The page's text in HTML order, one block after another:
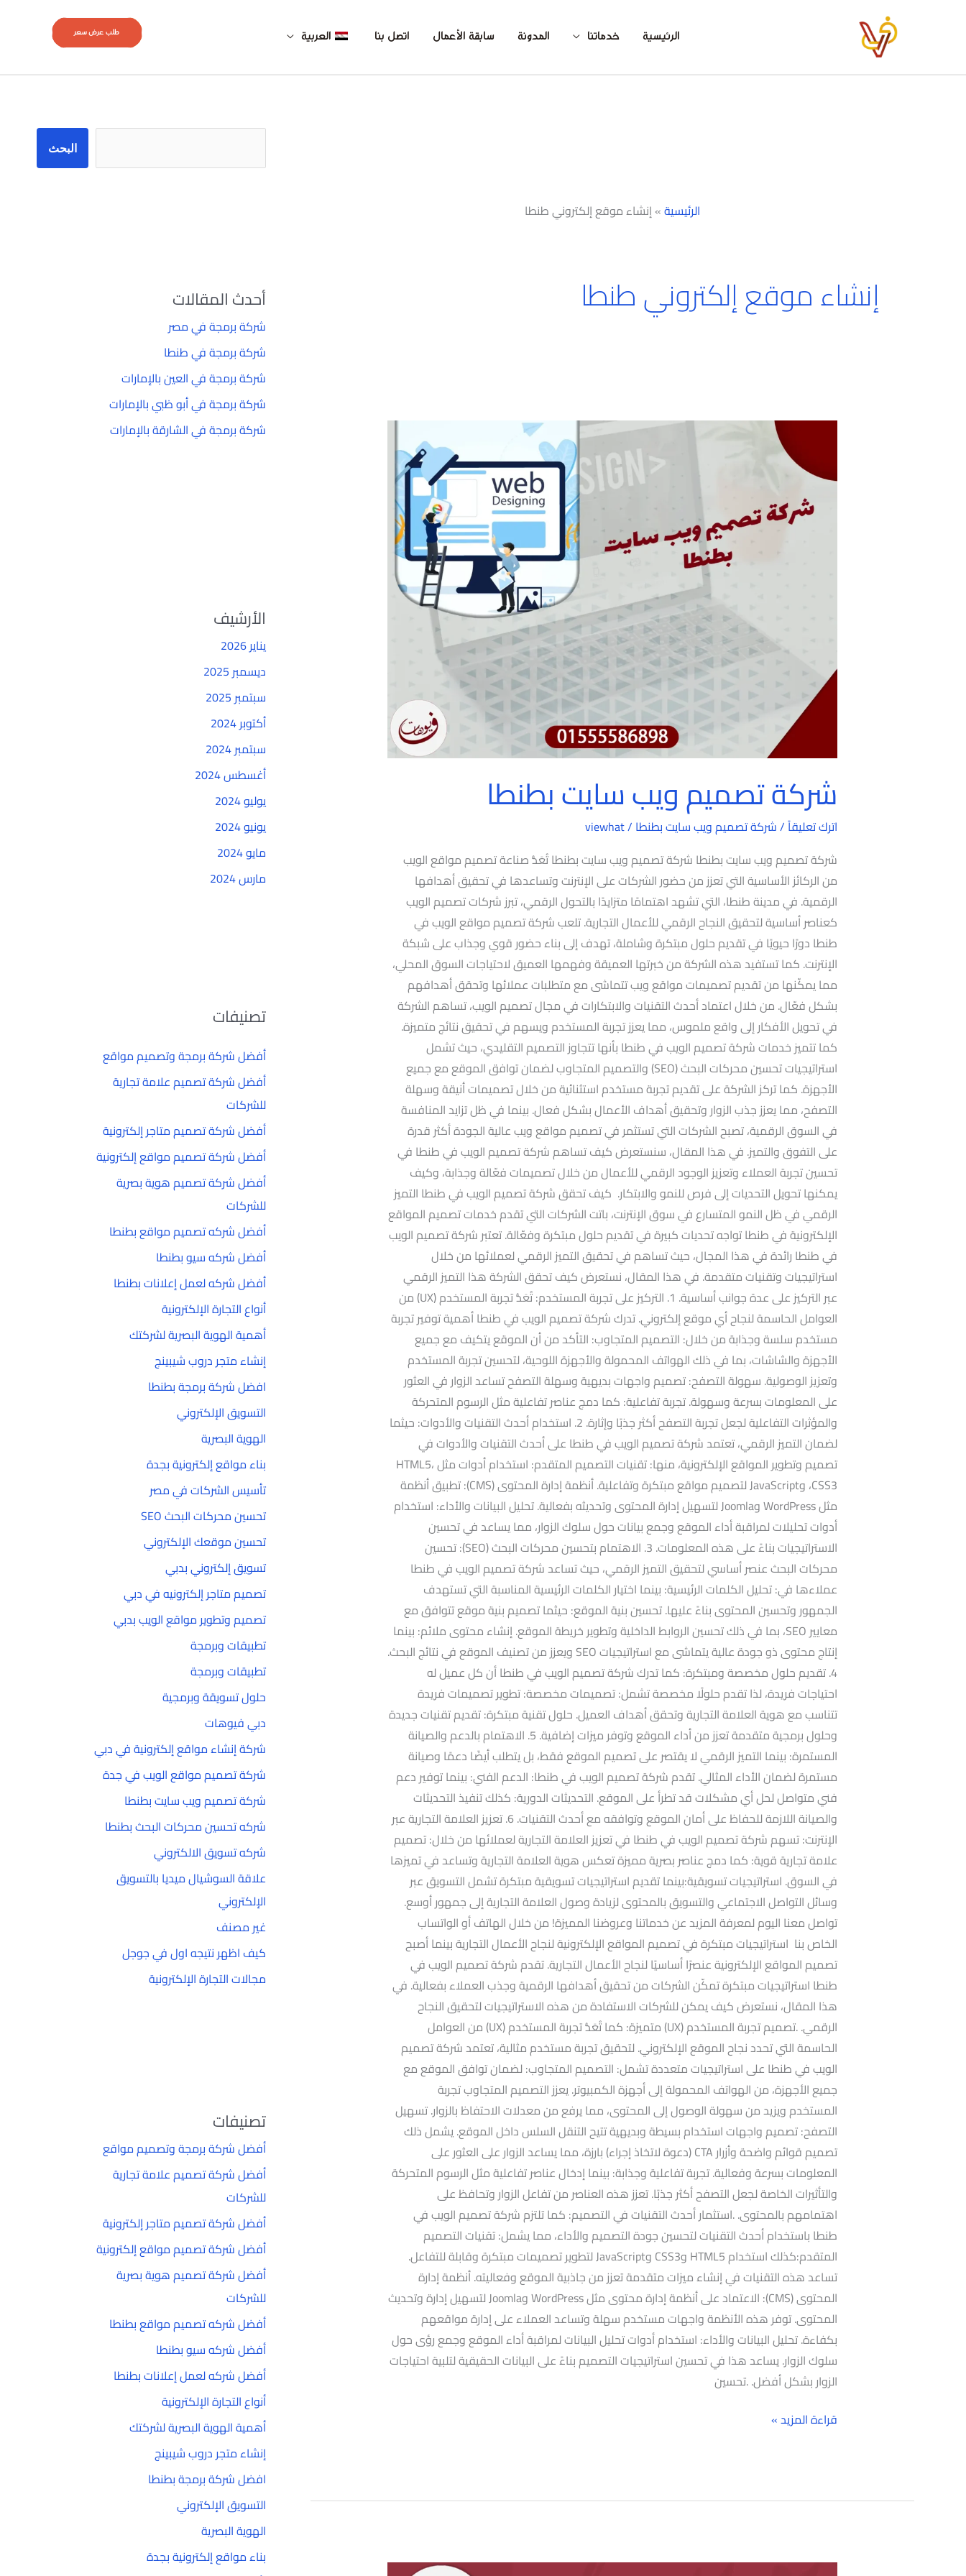
الرئيسية خدماتنا المدونة سابقة الأعمال اتصل بنا العربية طلب عرض سعر
الرئيسية»إنشاء موقع إلكتروني طنطا
إنشاء موقع إلكتروني طنطا
شركة تصميم ويب سايت بطنطا
اترك تعليقاً/شركة تصميم ويب سايت بطنطا /
viewhat
شركة تصميم ويب سايت بطنطا شركة تصميم ويب سايت بطنطا تُعَدُّ صناعة تصميم مواقع الويب
من الركائز الأساسية التي تعزز من حضور الشركات على الإنترنت وتساعدها في تحقيق أهدافها
الرقمية. في مدينة طنطا، التي تشهد اهتمامًا متزايدًا بالتحول الرقمي، تبرز شركات تصميم الويب
كعناصر أساسية لتحقيق النجاح الرقمي للأعمال التجارية. تلعب شركة تصميم مواقع الويب في
طنطا دورًا حيويًا في تقديم حلول مبتكرة وشاملة، تهدف إلى بناء حضور قوي وجذاب على شبكة
الإنترنت. كما تستفيد هذه الشركة من خبرتها العميقة وفهمها العميق لاحتياجات السوق المحلي،
مما يمكّنها من تقديم تصميمات مواقع ويب تتماشى مع متطلبات عملائها وتحقق أهدافهم
بشكل فعّال. من خلال اعتماد أحدث التقنيات والابتكارات في مجال تصميم الويب، تساهم الشركة
في تحويل الأفكار إلى واقع ملموس، مما يعزز تجربة المستخدم ويسهم في تحقيق نتائج متميزة.
كما تتميز خدمات شركة تصميم الويب في طنطا بأنها تتجاوز التصميم التقليدي، حيث تشمل
استراتيجيات تحسين محركات البحث (SEO) والتصميم المتجاوب لضمان توافق الموقع مع جميع
الأجهزة. كما تركز الشركة على تقديم تجربة مستخدم استثنائية من خلال تصميمات أنيقة وسهلة
التصفح، مما يعزز جذب الزوار وتحقيق أهداف الأعمال بشكل فعال. بينما في ظل تزايد المنافسة
في السوق الرقمية، تصبح الشركات التي تستثمر في تصميم مواقع ويب عالية الجودة أكثر قدرة
على التفوق والتميز. في هذا المقال، سنستعرض كيف تساهم شركة تصميم الويب في طنطا في
تحسين تجربة العملاء وتعزيز الوجود الرقمي للأعمال من خلال تصميمات فعّالة وجذابة، وكيف
يمكنها تحويل التحديات إلى فرص للنمو والابتكار. كيف تحقق شركة تصميم الويب في طنطا التميز
الرقمي في ظل النمو المتسارع في سوق الإنترنت، باتت الشركات التي تقدم خدمات تصميم المواقع
الإلكترونية في طنطا تواجه تحديات كبيرة في تقديم حلول مبتكرة وفعّالة. تعتبر شركة تصميم الويب
في طنطا رائدة في هذا المجال، حيث تساهم في تحقيق التميز الرقمي لعملائها من خلال
استراتيجيات وتقنيات متقدمة. في هذا المقال، نستعرض كيف تحقق الشركة هذا التميز الرقمي
عبر التركيز على عدة جوانب أساسية. 1. التركيز على تجربة المستخدم: تُعَدُّ تجربة المستخدم (UX) من
العوامل الحاسمة لنجاح أي موقع إلكتروني. تدرك شركة تصميم الويب في طنطا أهمية توفير تجربة
مستخدم سلسة وجذابة من خلال: التصميم المتجاوب: التأكد من أن الموقع يتكيف مع جميع
الأجهزة والشاشات، بما في ذلك الهواتف المحمولة والأجهزة اللوحية، لتحسين تجربة المستخدم
وتعزيز الوصولية. سهولة التصفح: تصميم واجهات بديهية وسهلة التصفح تساعد الزوار في العثور
على المعلومات بسرعة وسهولة. تجربة تفاعلية: كما دمج عناصر تفاعلية مثل الرسوم المتحركة
والمؤثرات التفاعلية لجعل تجربة التصفح أكثر جذبًا وإثارة. 2. استخدام أحدث التقنيات والأدوات: حيثما
لضمان التميز الرقمي، تعتمد شركة تصميم الويب في طنطا على أحدث التقنيات والأدوات في
تصميم وتطوير المواقع الإلكترونية، منها: تقنيات التصميم المتقدم: استخدام أدوات مثل HTML5،
CSS3، وJavaScript لتصميم مواقع مبتكرة وتفاعلية. أنظمة إدارة المحتوى (CMS): تطبيق أنظمة
مثل WordPress وJoomla لتسهيل إدارة المحتوى وتحديثه بفعالية. تحليل البيانات والأداء: استخدام
أدوات تحليلات لمراقبة أداء الموقع وجمع بيانات حول سلوك الزوار، مما يساعد في تحسين
الاستراتيجيات بناءً على هذه المعلومات. 3. الاهتمام بتحسين محركات البحث (SEO): تحسين
محركات البحث عنصر أساسي لتحقيق التميز الرقمي، حيث تساعد شركة تصميم الويب في طنطا
عملاءها في: تحليل الكلمات الرئيسية: بينما اختيار الكلمات الرئيسية المناسبة التي تستهدف
الجمهور وتحسين المحتوى بناءً عليها. تحسين بنية الموقع: حيثما تصميم بنية موقع تتوافق مع
معايير SEO، بما في ذلك تحسين الروابط الداخلية وتطوير خريطة الموقع. إنشاء محتوى ملائم: بينما
إنتاج محتوى ذو جودة عالية يتماشى مع استراتيجيات SEO ويعزز من تصنيف الموقع في نتائج البحث.
4. تقديم حلول مخصصة ومبتكرة: كما تدرك شركة تصميم الويب في طنطا أن كل عميل له
احتياجات فريدة، لذا تقدم حلولًا مخصصة تشمل: تصميمات مخصصة: تطوير تصميمات فريدة
تتناسب مع هوية العلامة التجارية وتحقق أهداف العميل. حلول تقنية مبتكرة: تقديم تقنيات جديدة
وحلول برمجية متقدمة تعزز من أداء الموقع وتوفر ميزات إضافية. 5. الاهتمام بالدعم والصيانة
المستمرة: بينما التميز الرقمي لا يقتصر على تصميم الموقع فقط، بل يتطلب أيضًا دعمًا وصيانة
مستمرة لضمان الأداء المثالي. تقدم شركة تصميم الويب في طنطا: الدعم الفني: بينما توفير دعم
فني متواصل لحل أي مشكلات قد تطرأ على الموقع. التحديثات الدورية: كذلك تنفيذ التحديثات
والصيانة اللازمة للحفاظ على أمان الموقع وتوافقه مع أحدث التقنيات. 6. تعزيز العلامة التجارية عبر
الإنترنت: تسهم شركة تصميم الويب في طنطا في تعزيز العلامة التجارية لعملائها من خلال: تصميم
علامة تجارية قوية: كما دمج عناصر بصرية مميزة تعكس هوية العلامة التجارية وتساعد في تميزها
في السوق. استراتيجيات تسويقية:بينما تقديم استراتيجيات تسويقية مبتكرة تشمل التسويق عبر
وسائل التواصل الاجتماعي والتسويق بالمحتوى لزيادة وصول العلامة التجارية إلى جمهور أوسع.
تواصل معنا اليوم لمعرفة المزيد عن خدماتنا وعروضنا المميزة! من خلال الهاتف أو الواتساب
الخاص بنا استراتيجيات مبتكرة في تصميم المواقع الإلكترونية لنجاح الأعمال التجارية بينما أصبح
تصميم المواقع الإلكترونية عنصرًا أساسيًا لنجاح الأعمال التجارية. تقدم شركة تصميم الويب في
طنطا استراتيجيات مبتكرة تمكّن الشركات من تحقيق أهدافها الرقمية وجذب العملاء بفعالية. في
هذا المقال، نستعرض كيف يمكن للشركات الاستفادة من هذه الاستراتيجيات لتحقيق النجاح
الرقمي. .تصميم تجربة المستخدم (UX) متميزة: كما تُعَدُّ تجربة المستخدم (UX) من العوامل
الحاسمة التي تحدد نجاح الموقع الإلكتروني. لتحقيق تجربة مستخدم مثالية، تعتمد شركة تصميم
الويب في طنطا على استراتيجيات متعددة تشمل: التصميم المتجاوب: لضمان توافق الموقع مع
جميع الأجهزة، من الهواتف المحمولة إلى أجهزة الكمبيوتر. يعزز التصميم المتجاوب تجربة
المستخدم ويزيد من سهولة الوصول إلى المحتوى، مما يرفع من معدلات الاحتفاظ بالزوار. تسهيل
التصفح: تصميم واجهات استخدام بسيطة وبديهية تتيح التنقل السلس داخل الموقع. يشمل ذلك
تصميم قوائم واضحة وأزرار CTA (دعوة لاتخاذ إجراء) بارزة، مما يساعد الزوار على العثور على
المعلومات بسرعة وفعالية. تجربة تفاعلية وجذابة: بينما إدخال عناصر تفاعلية مثل الرسوم المتحركة
والتأثيرات الخاصة لجعل التصفح أكثر جذبًا. تعزز هذه العناصر من تفاعل الزوار وتحافظ على
اهتمامهم بالمحتوى. .استثمار أحدث التقنيات في التصميم: كما تلتزم شركة تصميم الويب في
طنطا باستخدام أحدث التقنيات لتحسين جودة التصميم والأداء، مما يشمل: تقنيات التصميم
المتقدم:كذلك استخدام HTML5 وCSS3 وJavaScript لتطوير تصميمات مبتكرة وقابلة للتفاعل.
تساعد هذه التقنيات في إنشاء ميزات متقدمة تعزز من جاذبية الموقع وفعاليته. أنظمة إدارة
المحتوى (CMS): الاعتماد على أنظمة إدارة محتوى مثل WordPress وJoomla لتسهيل إدارة وتحديث
المحتوى. توفر هذه الأنظمة واجهات مستخدم سهلة وتساعد العملاء على إدارة مواقعهم
بكفاءة. تحليل البيانات والأداء: استخدام أدوات تحليل البيانات لمراقبة أداء الموقع وجمع رؤى حول
سلوك الزوار. يساعد هذا في تحسين استراتيجيات التصميم بناءً على البيانات الحقيقية لتلبية احتياجات
الزوار بشكل أفضل. .تحسين
ويب
بطنطا
قراءة المزيد »
البحث
أحدث المقالات
شركة برمجة في مصر
شركة برمجة في طنطا
شركة برمجة في العين بالإمارات
شركة برمجة في أبو ظبي بالإمارات
شركة برمجة في الشارقة بالإمارات
الأرشيف
يناير 2026
ديسمبر 2025
سبتمبر 2025
أكتوبر 2024
سبتمبر 2024
أغسطس 2024
يوليو 2024
يونيو 2024
مايو 2024
مارس 2024
تصنيفات
أفضل شركة برمجة وتصميم مواقع
أفضل شركة تصميم علامة تجارية
للشركات
أفضل شركة تصميم متاجر إلكترونية
أفضل شركة تصميم مواقع إلكترونية
أفضل شركة تصميم هوية بصرية
للشركات
أفضل شركه تصميم مواقع بطنطا
أفضل شركه سيو بطنطا
أفضل شركه لعمل إعلانات بطنطا
أنواع التجارة الإلكترونية
أهمية الهوية البصرية لشركتك
إنشاء متجر دروب شيبينج
افضل شركة برمجة بطنطا
التسويق الإلكتروني
الهوية البصرية
بناء مواقع إلكترونية بجدة
تأسيس الشركات في مصر
تحسين محركات البحث SEO
تحسين موقعك الإلكتروني
تسويق إلكتروني بدبي
تصميم متاجر إلكترونيه في دبي
تصميم وتطوير مواقع الويب بدبي
تطبيقات وبرمجة
تطبيقات وبرمجة
حلول تسويقة وبرمجية
دبي فيوهات
شركة إنشاء مواقع إلكترونية في دبي
شركة تصميم مواقع الويب في جدة
شركة تصميم ويب سايت بطنطا
شركه تحسين محركات البحث بطنطا
شركه تسويق الالكتروني
علاقة السوشيال ميديا بالتسويق
الإلكتروني
غير مصنف
كيف اظهر نتيجه اول في جوجل
مجالات التجارة الإلكترونية
تصنيفات
أفضل شركة برمجة وتصميم مواقع
أفضل شركة تصميم علامة تجارية
للشركات
أفضل شركة تصميم متاجر إلكترونية
أفضل شركة تصميم مواقع إلكترونية
أفضل شركة تصميم هوية بصرية
للشركات
أفضل شركه تصميم مواقع بطنطا
أفضل شركه سيو بطنطا
أفضل شركه لعمل إعلانات بطنطا
أنواع التجارة الإلكترونية
أهمية الهوية البصرية لشركتك
إنشاء متجر دروب شيبينج
افضل شركة برمجة بطنطا
التسويق الإلكتروني
الهوية البصرية
بناء مواقع إلكترونية بجدة